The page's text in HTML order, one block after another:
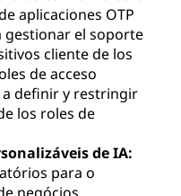
aplicaciones OTP
gestionar el soporte
cliente de los
de acceso
a definir y restringir
los roles de
de IA:
para o